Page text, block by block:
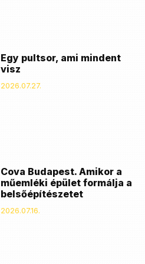
Egy pultsor, ami mindent
visz
2026.07.27.
Cova Budapest. Amikor a
műemléki épület formálja a
belsőépítészetet
2026.07.16.